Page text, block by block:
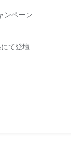
ンペーン
て登壇